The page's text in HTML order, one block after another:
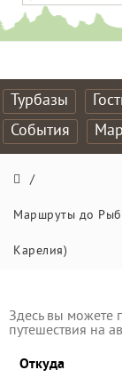
Турбазы
События
/
Маршруты до
Карелия)
Здесь вы можете
путешествия на
Откуда